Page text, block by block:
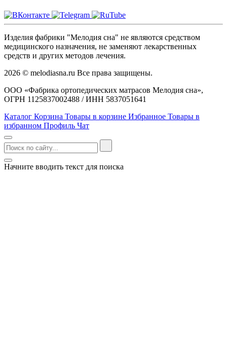
Изделия фабрики "Мелодия сна" не являются средством
медицинского назначения, не заменяют лекарственных
средств и других методов лечения.
2026 © melodiasna.ru Все права защищены.
ООО «Фабрика ортопедических матрасов Мелодия сна»,
ОГРН 1125837002488 / ИНН 5837051641
Каталог Корзина Товары в корзине Избранное Товары в
избранном Профиль Чат
Начните вводить текст для поиска